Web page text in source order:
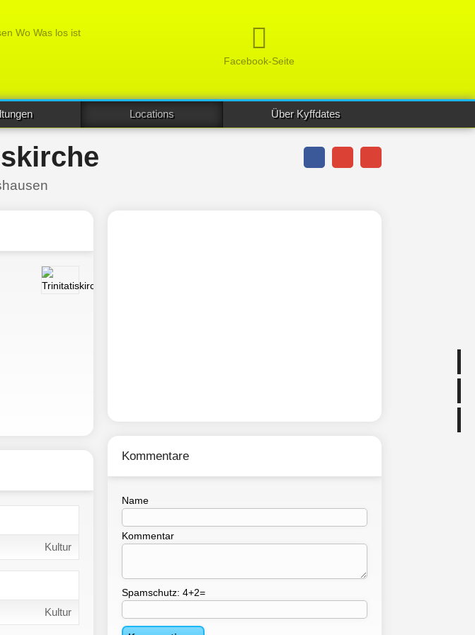
Facebook-Seite
Locations Über Kyffdates
Kultur
Kultur
Kommentare
Name
Kommentar
Spamschutz: 4+2=